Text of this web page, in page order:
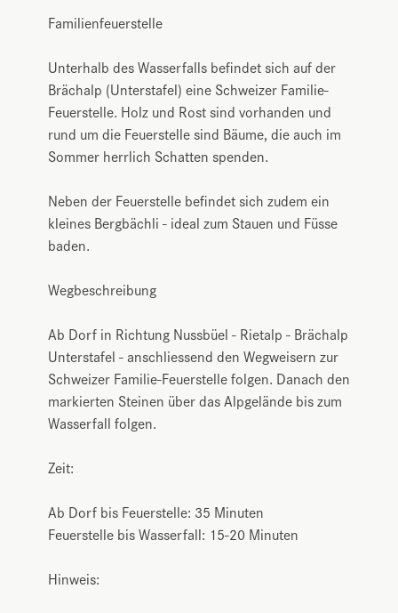
Familienfeuerstelle
Unterhalb des Wasserfalls befindet sich auf der
Brächalp (Unterstafel) eine Schweizer Familie-
Feuerstelle. Holz und Rost sind vorhanden und
rund um die Feuerstelle sind Bäume, die auch im
Sommer herrlich Schatten spenden.
Neben der Feuerstelle befindet sich zudem ein
kleines Bergbächli - ideal zum Stauen und Füsse
baden.
Wegbeschreibung
Ab Dorf in Richtung Nussbüel - Rietalp - Brächalp
Unterstafel - anschliessend den Wegweisern zur
Schweizer Familie-Feuerstelle folgen. Danach den
markierten Steinen über das Alpgelände bis zum
Wasserfall folgen.
Zeit:
Ab Dorf bis Feuerstelle: 35 Minuten
Feuerstelle bis Wasserfall: 15-20 Minuten
Hinweis: